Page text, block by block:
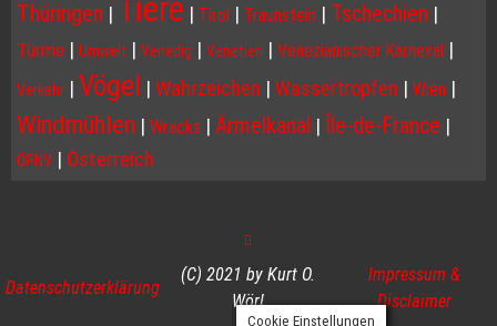
Thüringen | Tiere | Tirol | Traunstein | Tschechien |
Türme | Umwelt | Venedig | Venetien | Venezianischer Karneval |
Verkehr | Vögel | Wahrzeichen | Wassertropfen | Wien |
Windmühlen | Wracks | Ärmelkanal | Île-de-France |
ÖPNV | Österreich
Datenschutzerklärung
(C) 2021 by Kurt O.
Wörl
Impressum &
Disclaimer
Cookie Einstellungen